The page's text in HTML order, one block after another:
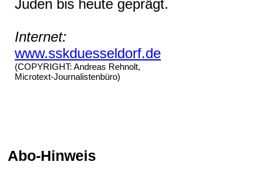
Juden bis heute geprägt.
Internet:
www.sskduesseldorf.de
(COPYRIGHT: Andreas Rehnolt,
Microtext-Journalistenbüro)
Abo-Hinweis